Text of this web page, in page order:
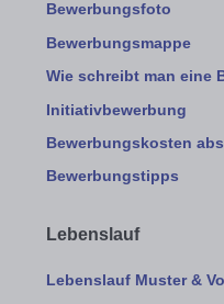
Bewerbungsfoto
Bewerbungsmappe
Wie schreibt man eine
Initiativbewerbung
Bewerbungskosten
Bewerbungstipps
Lebenslauf
Lebenslauf Muster &